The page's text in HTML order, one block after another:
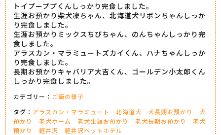
トイプーププくんしっかり完食しました。
生涯お預かり柴犬凜ちゃん、北海道犬リボンちゃんしっか
り完食しました。
生涯お預かりミックスちびちゃん、のんちゃんしっかり完
食しました。
アラスカン・マラミュートズカイくん、ハナちゃんしっか
り完食しました。
長期お預かりキャバリア大吉くん、ゴールデン小太郎くん
しっかり完食しました。
カテゴリー： ご飯の様子
タグ： アラスカン・マラミュート 北海道犬 犬長期お預かり
犬
預かり
老犬ホーム 老犬生涯お預かり 老犬長期お預かり
老犬
預かり
軽井沢 軽井沢ペットホテル